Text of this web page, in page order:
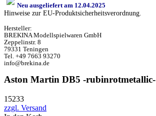
Neu ausgeliefert am 12.04.2025
Hinweise zur EU-Produktsicherheitsverordnung.
Hersteller:
BREKINA Modellspielwaren GmbH
Zeppelinstr. 8
79331 Teningen
Tel. +49 7663 93270
info@brekina.de
Aston Martin DB5 -rubinrotmetallic-
15233
zzgl. Versand